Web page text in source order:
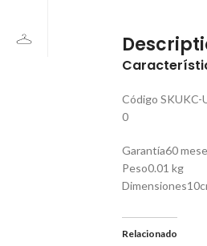
Código SKUKC-
0
Garantía60
Peso0.01 kg
Dimensiones
Relacionado